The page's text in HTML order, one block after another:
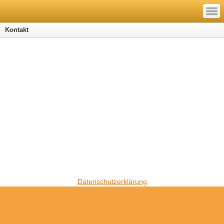
—
—
—
Kontakt
Datenschutzerklärung